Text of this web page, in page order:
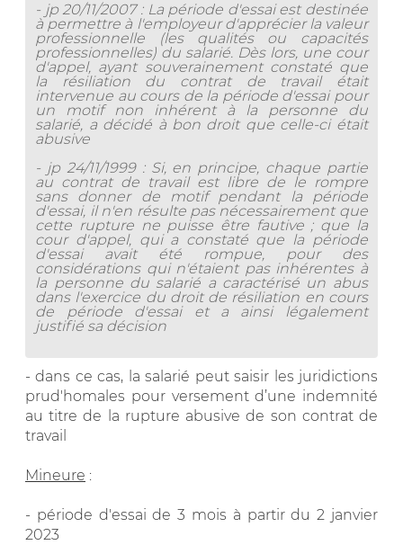
- jp 20/11/2007 : La période d'essai est destinée
à permettre à l'employeur d'apprécier la valeur
professionnelle (les qualités ou capacités
professionnelles) du salarié. Dès lors, une cour
d'appel, ayant souverainement constaté que
la résiliation du contrat de travail était
intervenue au cours de la période d'essai pour
un motif non inhérent à la personne du
salarié, a décidé à bon droit que celle-ci était
abusive
- jp 24/11/1999 : Si, en principe, chaque partie
au contrat de travail est libre de le rompre
sans donner de motif pendant la période
d'essai, il n'en résulte pas nécessairement que
cette rupture ne puisse être fautive ; que la
cour d'appel, qui a constaté que la période
d'essai avait été rompue, pour des
considérations qui n'étaient pas inhérentes à
la personne du salarié a caractérisé un abus
dans l'exercice du droit de résiliation en cours
de période d'essai et a ainsi légalement
justifié sa décision
- dans ce cas, la salarié peut saisir les juridictions
prud'homales pour versement d’une indemnité
au titre de la rupture abusive de son contrat de
travail
Mineure :
- période d'essai de 3 mois à partir du 2 janvier
2023